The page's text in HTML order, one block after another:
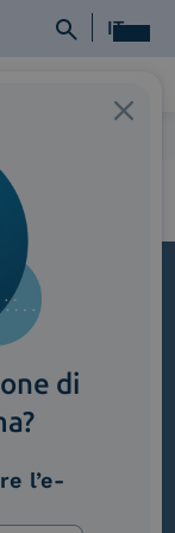
IT
1
della
di
l’e-